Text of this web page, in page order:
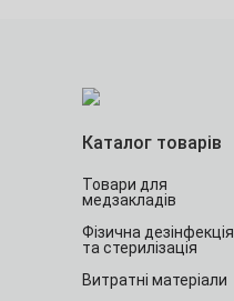
Каталог товарів
Товари для
медзакладів
Фізична дезінфекція
та стерилізація
Витратні матеріали